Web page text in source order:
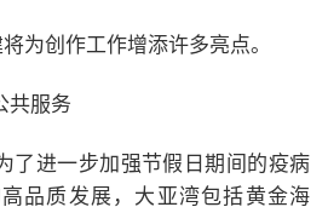
为创作工作增添许多亮点。
共服务
了进一步加强节假日期间的疫病
品质发展，大亚湾包括黄金海